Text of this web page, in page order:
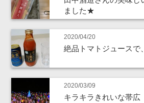
ました★
2020/04/20
絶品トマトジュースで
2020/03/09
キラキラきれいな帯広